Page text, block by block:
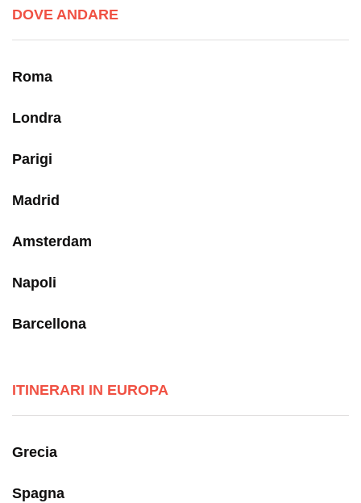
DOVE ANDARE
Roma
Londra
Parigi
Madrid
Amsterdam
Napoli
Barcellona
ITINERARI IN EUROPA
Grecia
Spagna